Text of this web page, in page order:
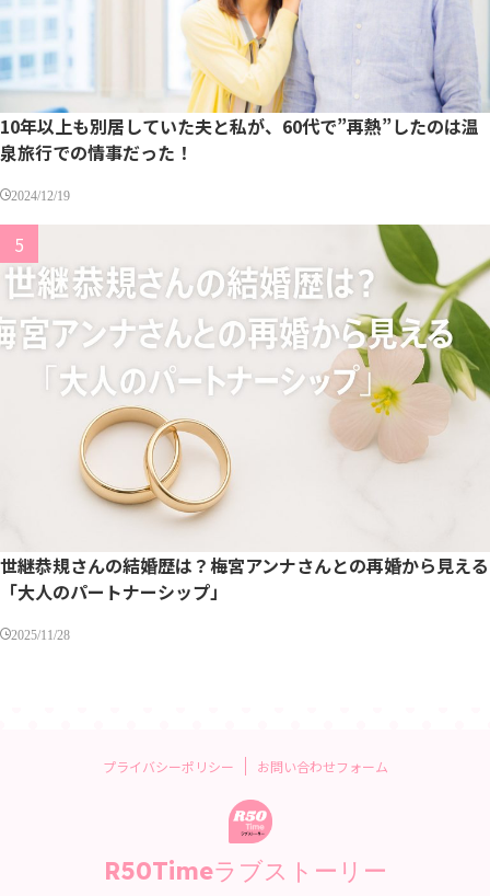
10年以上も別居していた夫と私が、60代で”再熱”したのは温
泉旅行での情事だった！
2024/12/19
世継恭規さんの結婚歴は？梅宮アンナさんとの再婚から見える
「大人のパートナーシップ」
2025/11/28
プライバシーポリシー お問い合わせフォーム
R50Timeラブストーリー